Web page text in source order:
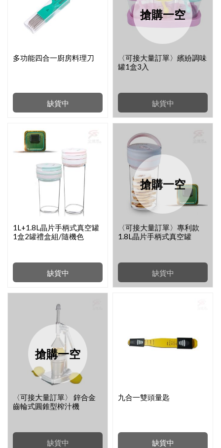
缺貨中
多功能四合一廚房料理刀
搶購一空
缺貨中
〈可接大量訂單〉繽紛調味
罐1盒3入
缺貨中
1L+1.8L晶片手柄式真空罐
1盒2罐禮盒組/隨機色
搶購一空
缺貨中
〈可接大量訂單〉專利款
1.8L晶片手柄式真空罐
搶購一空
缺貨中
〈可接大量訂單〉 鋅合金
齒輪式圓錐型榨汁機
缺貨中
九合一雙頭量匙